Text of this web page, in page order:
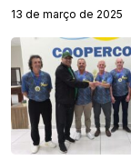
13 de março de 2025